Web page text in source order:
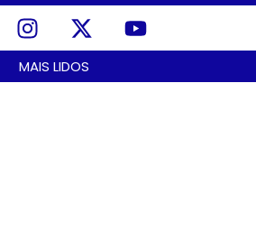
MAIS LIDOS